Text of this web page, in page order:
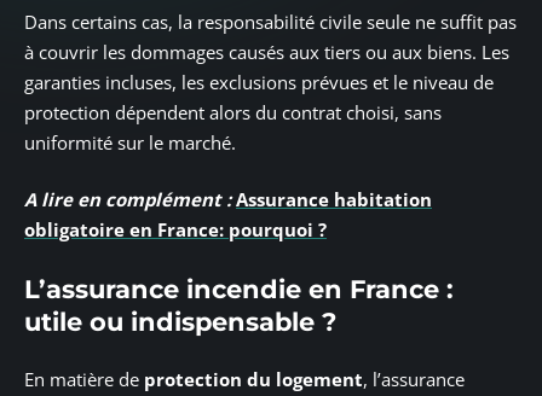
Dans certains cas, la responsabilité civile seule ne suffit pas
à couvrir les dommages causés aux tiers ou aux biens. Les
garanties incluses, les exclusions prévues et le niveau de
protection dépendent alors du contrat choisi, sans
uniformité sur le marché.
A lire en complément : Assurance habitation
obligatoire en France: pourquoi ?
L’assurance incendie en France :
utile ou indispensable ?
En matière de protection du logement, l’assurance